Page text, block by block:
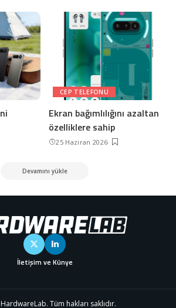
CEP TELEFONU
Ekran bağımlılığını azaltan
özelliklere sahip
25 Haziran 2026
Devamını yükle
İletişim ve Künye
Tüm hakları saklıdır.